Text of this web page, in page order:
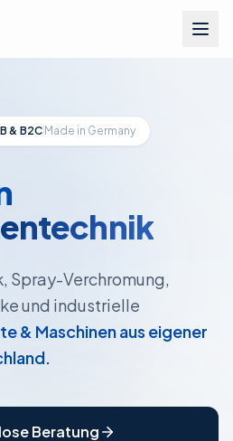
& B2C Made in Germany
Spray-Verchromung,
und industrielle
& Maschinen aus eigener
Beratung